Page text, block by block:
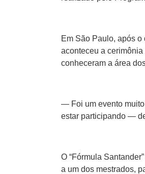
Em São Paulo, após
aconteceu a
conheceram a área
— Foi um evento muito
estar participando —
O “Fórmula
a um dos mestrados,